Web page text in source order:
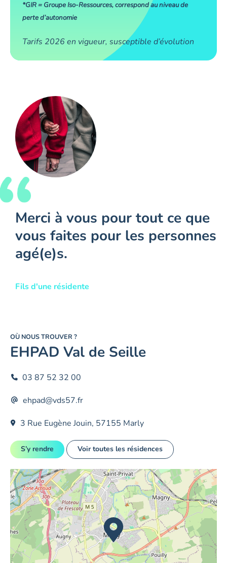
*GIR = Groupe Iso-Ressources, correspond au niveau de
perte d’autonomie
Tarifs 2026 en vigueur, susceptible d’évolution
Merci à vous pour tout ce que
vous faites pour les personnes
agé(e)s.
Fils d'une résidente
OÙ NOUS TROUVER ?
EHPAD Val de Seille
03 87 52 32 00
ehpad@vds57.fr
3 Rue Eugène Jouin, 57155 Marly
S’y rendre Voir toutes les résidences